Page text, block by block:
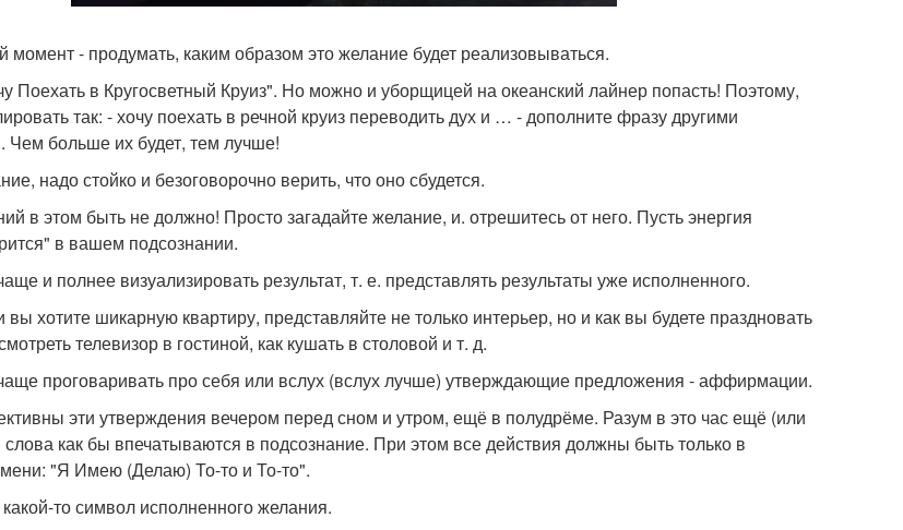
момент - продумать, каким образом это желание будет реализовываться.
Поехать в Кругосветный Круиз". Но можно и уборщицей на океанский лайнер попасть! Поэтому,
так: - хочу поехать в речной круиз переводить дух и … - дополните фразу другими
Чем больше их будет, тем лучше!
надо стойко и безоговорочно верить, что оно сбудется.
в этом быть не должно! Просто загадайте желание, и. отрешитесь от него. Пусть энергия
в вашем подсознании.
и полнее визуализировать результат, т. е. представлять результаты уже исполненного.
хотите шикарную квартиру, представляйте не только интерьер, но и как вы будете праздновать
телевизор в гостиной, как кушать в столовой и т. д.
проговаривать про себя или вслух (вслух лучше) утверждающие предложения - аффирмации.
эти утверждения вечером перед сном и утром, ещё в полудрёме. Разум в это час ещё (или
как бы впечатываются в подсознание. При этом все действия должны быть только в
"Я Имею (Делаю) То-то и То-то".
то символ исполненного желания.